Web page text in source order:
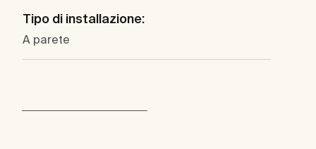
Tipo di installazione:
A parete